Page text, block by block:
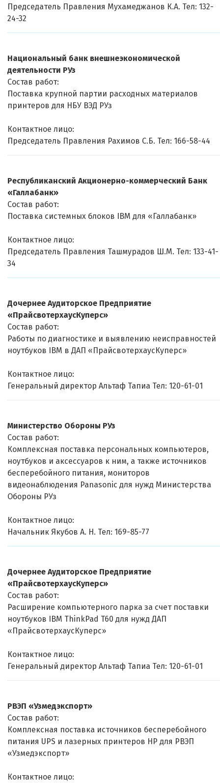
Председатель Правления Мухамеджанов К.А. Тел: 132-
24-32
Национальный банк внешнеэкономической
деятельности РУз
Состав работ:
Поставка крупной партии расходных материалов
принтеров для НБУ ВЭД РУз
Контактное лицо:
Председатель Правления Рахимов С.Б. Тел: 166-58-44
Республиканский Акционерно-коммерческий Банк
«Галлабанк»
Состав работ:
Поставка системных блоков IBM для «Галлабанк»
Контактное лицо:
Председатель Правления Ташмурадов Ш.М. Тел: 133-41-
34
Дочернее Аудиторское Предприятие
«ПрайсвотерхаусКуперс»
Состав работ:
Работы по диагностике и выявлению неисправностей
ноутбуков IBM в ДАП «ПрайсвотерхаусКуперс»
Контактное лицо:
Генеральный директор Альтаф Тапиа Тел: 120-61-01
Министерство Обороны РУз
Состав работ:
Комплексная поставка персональных компьютеров,
ноутбуков и аксессуаров к ним, а также источников
бесперебойного питания, мониторов
видеонаблюдения Panasonic для нужд Министерства
Обороны РУз
Контактное лицо:
Начальник Якубов А. Н. Тел: 169-85-77
Дочернее Аудиторское Предприятие
«ПрайсвотерхаусКуперс»
Состав работ:
Расширение компьютерного парка за счет поставки
ноутбуков IBM ThinkPad T60 для нужд ДАП
«ПрайсвотерхаусКуперс»
Контактное лицо:
Генеральный директор Альтаф Тапиа Тел: 120-61-01
РВЭП «Узмедэкспорт»
Состав работ:
Комплексная поставка источников бесперебойного
питания UPS и лазерных принтеров HP для РВЭП
«Узмедэкспорт»
Контактное лицо: